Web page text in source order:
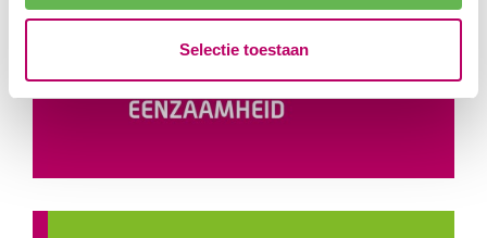
Selectie toestaan